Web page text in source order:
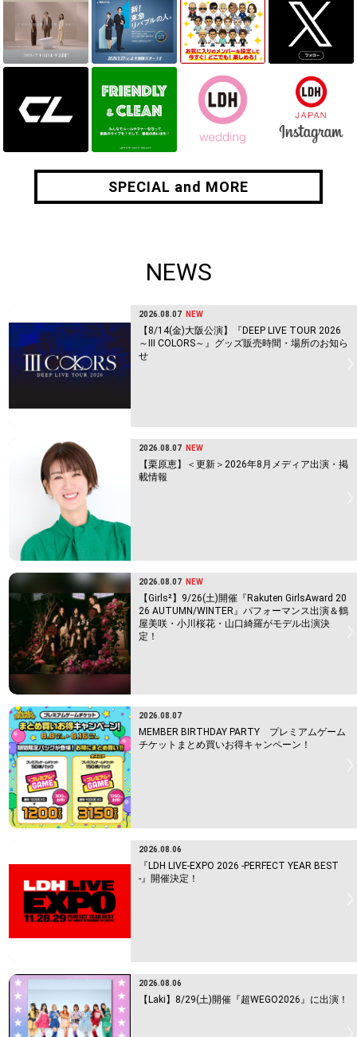
SPECIAL and MORE
SPECIAL and MORE
NEWS
2026.08.07 NEW
【8/14(金)大阪公演】『DEEP LIVE TOUR 2026
～Ⅲ COLORS～』グッズ販売時間・場所のお知ら
せ
2026.08.07 NEW
【栗原恵】＜更新＞2026年8月メディア出演・掲
載情報
2026.08.07 NEW
【Girls²】9/26(土)開催『Rakuten GirlsAward 20
26 AUTUMN/WINTER』パフォーマンス出演＆鶴
屋美咲・小川桜花・山口綺羅がモデル出演決
定！
2026.08.07
MEMBER BIRTHDAY PARTY プレミアムゲーム
チケットまとめ買いお得キャンペーン！
2026.08.06
『LDH LIVE-EXPO 2026 -PERFECT YEAR BEST
-』開催決定！
2026.08.06
【Laki】8/29(土)開催『超WEGO2026』に出演！